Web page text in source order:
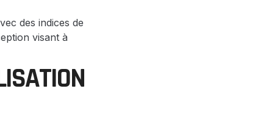
des indices de
visant à